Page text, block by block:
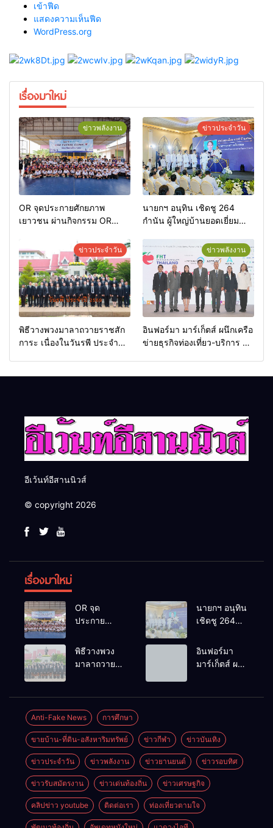
เข้าฟีด
แสดงความเห็นฟีด
WordPress.org
เรื่องมาใหม่
ข่าวพลังงาน
OR จุดประกายศักยภาพ
เยาวชน ผ่านกิจกรรม OR
ข่าวประจำวัน
นายกฯ อนุทิน เชิดชู 264
กำนัน ผู้ใหญ่บ้านยอดเยี่ยม
เกียรติยศแห่งการเสียสละ”
ข่าวประจำวัน
พิธีวางพวงมาลาถวายราชสัก
การะ เนื่องในวันรพี ประจำปี
ข่าวพลังงาน
อินฟอร์มา มาร์เก็ตส์ ผนึกเครือ
ข่ายธุรกิจท่องเที่ยว-บริการ จัด
อีเว้นท์อีสานนิวส์
© copyright 2026
เรื่องมาใหม่
OR จุด
ประกาย
เยาวชน ผ่าน
นายกฯ อนุทิน
เชิดชู 264
บ้านยอดเยี่ยม
มอบแหนบ
เกียรติยศแห่ง
พิธีวางพวง
มาลาถวาย
2569 และ
การแข่งขัน
ฟุตบอลวันรพี
เพื่อเชื่อม
ความสัมพันธ์
อันดีของ
หน่วยงานใน
กระบวนการ
ยุติธรรม
อินฟอร์มา
มาร์เก็ตส์ ผนึก
Thailand
2026 เชื่อม 4
งานใหญ่
สร้างโอกาส
ธุรกิจครบ
วงจร ด้วยครับ
Anti-Fake News การศึกษา
ขายบ้าน-ที่ดิน-อสังหาริมทรัพย์ ข่าวกีฬา ข่าวบันเทิง
ข่าวประจำวัน ข่าวพลังงาน ข่าวยานยนต์ ข่าวรอบทิศ
ข่าวรับสมัตรงาน ข่าวเด่นท้องถิ่น ข่าวเศรษฐกิจ
คลิปข่าว youtube ติดต่อเรา ท่องเที่ยวตามใจ